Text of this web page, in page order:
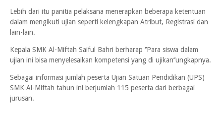
Lebih dari itu panitia pelaksana menerapkan beberapa ketentuan
dalam mengikuti ujian seperti kelengkapan Atribut, Registrasi dan
lain-lain.
Kepala SMK Al-Miftah Saiful Bahri berharap ‘’Para siswa dalam
ujian ini bisa menyelesaikan kompetensi yang di ujikan’’ungkapnya.
Sebagai informasi jumlah peserta Ujian Satuan Pendidikan (UPS)
SMK Al-Miftah tahun ini berjumlah 115 peserta dari berbagai
jurusan.